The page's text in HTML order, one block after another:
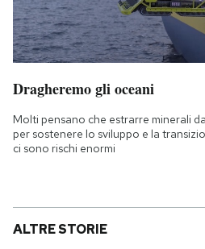
Dragheremo gli oceani
Molti pensano che estrarre minerali
per sostenere lo sviluppo e la
ci sono rischi enormi
ALTRE STORIE